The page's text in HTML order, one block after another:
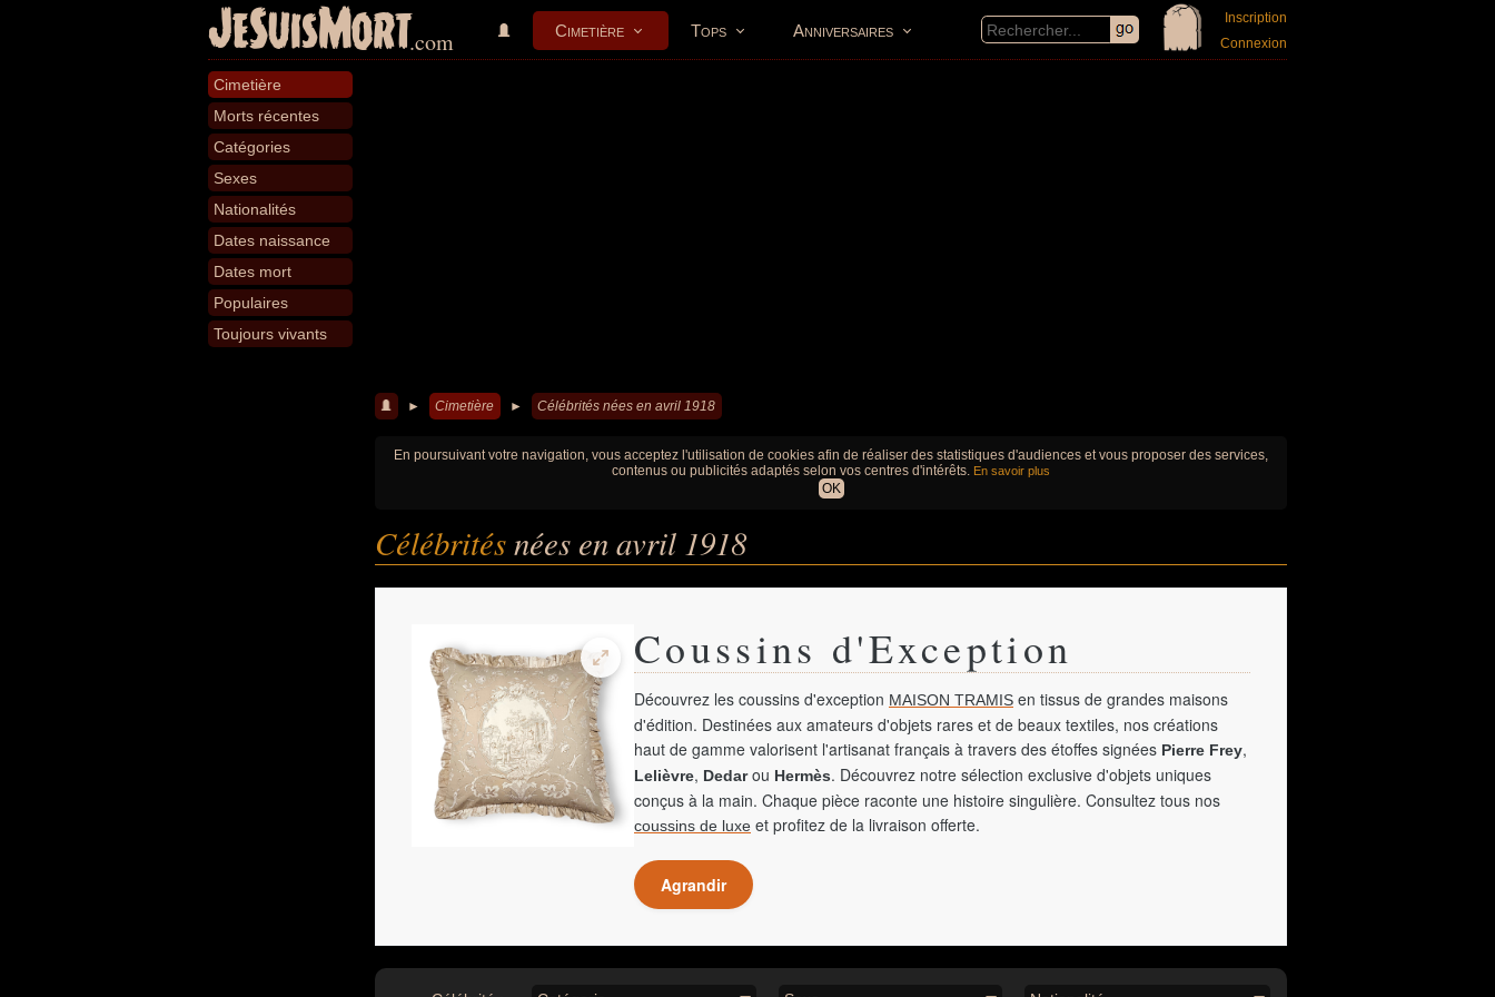
JeSuisMort.com Cimetière Tops Anniversaires
Inscription
Connexion
Cimetière
Morts récentes
Catégories
Sexes
Nationalités
Dates naissance
Dates mort
Populaires
Toujours vivants
► Cimetière ► Célébrités nées en avril 1918
En poursuivant votre navigation, vous acceptez l'utilisation de cookies afin de réaliser des statistiques d'audiences et vous proposer des services,
contenus ou publicités adaptés selon vos centres d'intérêts. En savoir plus
OK
Célébritésnées en avril 1918
Coussins d'Exception
Découvrez les coussins d'exception MAISON TRAMIS en tissus de grandes maisons
d'édition. Destinées aux amateurs d'objets rares et de beaux textiles, nos créations
haut de gamme valorisent l'artisanat français à travers des étoffes signées Pierre Frey,
Lelièvre, Dedarou Hermès. Découvrez notre sélection exclusive d'objets uniques
conçus à la main. Chaque pièce raconte une histoire singulière. Consultez tous nos
coussins de luxe et profitez de la livraison offerte.
Agrandir